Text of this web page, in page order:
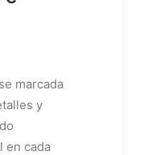
marcada
y
en cada